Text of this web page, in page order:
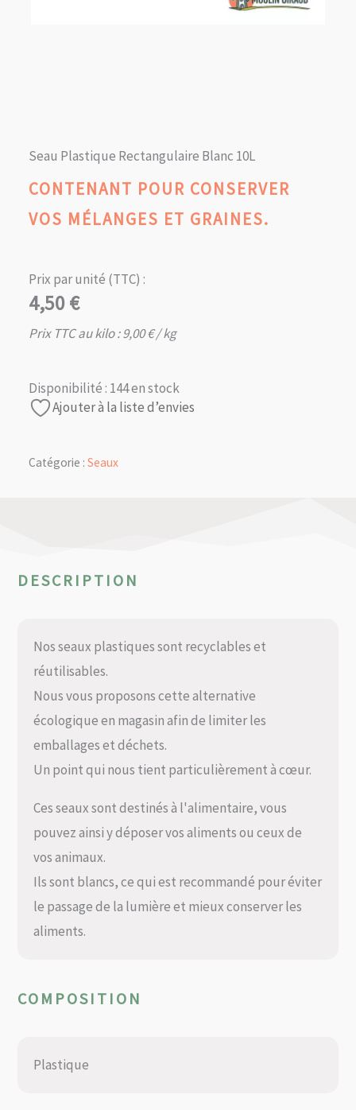
Seau Plastique Rectangulaire Blanc 10L
CONTENANT POUR CONSERVER
VOS MÉLANGES ET GRAINES.
Prix par unité (TTC) :
4,50€
Prix TTC au kilo :9,00€/ kg
Disponibilité : 144 en stock
Ajouter à la liste d’envies
Catégorie : Seaux
DESCRIPTION
Nos seaux plastiques sont recyclables et
réutilisables.
Nous vous proposons cette alternative
écologique en magasin afin de limiter les
emballages et déchets.
Un point qui nous tient particulièrement à cœur.
Ces seaux sont destinés à l'alimentaire, vous
pouvez ainsi y déposer vos aliments ou ceux de
vos animaux.
Ils sont blancs, ce qui est recommandé pour éviter
le passage de la lumière et mieux conserver les
aliments.
COMPOSITION
Plastique